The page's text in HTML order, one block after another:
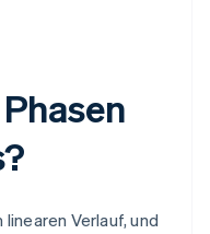
Verlauf, und